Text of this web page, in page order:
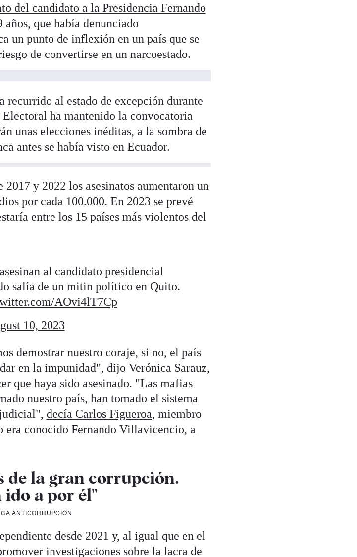
del candidato a la Presidencia Fernando
años, que había denunciado
un punto de inflexión en un país que se
de convertirse en un narcoestado.
recurrido al estado de excepción durante
ha mantenido la convocatoria
unas elecciones inéditas, a la sombra de
antes se había visto en Ecuador.
y 2022 los asesinatos aumentaron un
por cada 100.000. En 2023 se prevé
entre los 15 países más violentos del
al candidato presidencial
salía de un mitin político en Quito.
AOvi4lT7Cp
10, 2023
demostrar nuestro coraje, si no, el país
en la impunidad", dijo Verónica Sarauz,
que haya sido asesinado. "Las mafias
nuestro país, han tomado el sistema
decía Carlos Figueroa, miembro
era conocido Fernando Villavicencio, a
de la gran corrupción.
ido a por él"
ANTICORRUPCIÓN
desde 2021 y, al igual que en el
investigaciones sobre la lacra de